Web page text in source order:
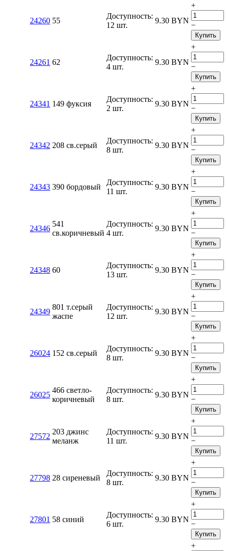
24260 55
Доступность:
12 шт.
9.30 BYN
+
−
Купить
24261 62
Доступность:
4 шт.
9.30 BYN
+
−
Купить
24341 149 фуксия
Доступность:
2 шт.
9.30 BYN
+
−
Купить
24342 208 св.серый
Доступность:
8 шт.
9.30 BYN
+
−
Купить
24343 390 бордовый
Доступность:
11 шт.
9.30 BYN
+
−
Купить
24346
541
св.коричневый
Доступность:
4 шт.
9.30 BYN
+
−
Купить
24348 60
Доступность:
13 шт.
9.30 BYN
+
−
Купить
24349
801 т.серый
жаспе
Доступность:
12 шт.
9.30 BYN
+
−
Купить
26024 152 св.серый
Доступность:
8 шт.
9.30 BYN
+
−
Купить
26025
466 светло-
коричневый
Доступность:
8 шт.
9.30 BYN
+
−
Купить
27572
203 джинс
меланж
Доступность:
11 шт.
9.30 BYN
+
−
Купить
27798 28 сиреневый
Доступность:
8 шт.
9.30 BYN
+
−
Купить
27801 58 синий
Доступность:
6 шт.
9.30 BYN
+
−
Купить
+